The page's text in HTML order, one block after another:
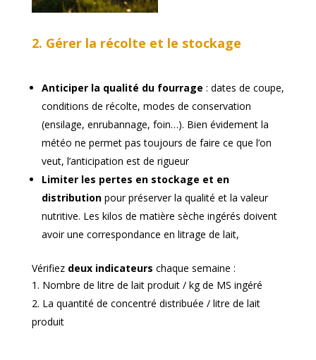
2. Gérer la récolte et le stockage
Anticiper la qualité du fourrage : dates de coupe,
conditions de récolte, modes de conservation
(ensilage, enrubannage, foin…). Bien évidement la
météo ne permet pas toujours de faire ce que l’on
veut, l’anticipation est de rigueur
Limiter les pertes en stockage et en
distributionpour préserver la qualité et la valeur
nutritive. Les kilos de matière sèche ingérés doivent
avoir une correspondance en litrage de lait,
Vérifiez deux indicateurs chaque semaine :
Nombre de litre de lait produit / kg de MS ingéré
La quantité de concentré distribuée / litre de lait
produit